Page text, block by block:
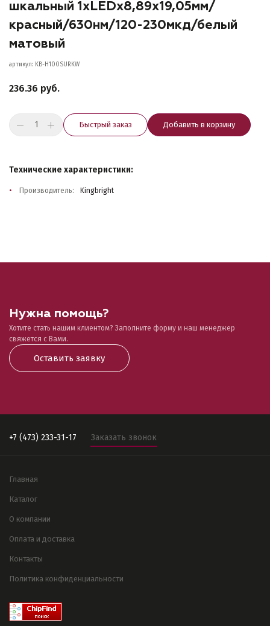
шкальный 1хLEDх8,89х19,05мм/
красный/630нм/120-230мкд/белый
матовый
артикул: KB-H100SURKW
236.36 руб.
Добавить в корзину
Быстрый заказ
Технические характеристики:
Производитель: Kingbright
Нужна помощь?
Хотите стать нашим клиентом? Заполните форму и наш менеджер
свяжется с Вами.
Оставить заявку
+7 (473) 233-31-17 Заказать звонок
Главная
Каталог
О компании
Оплата и доставка
Контакты
Политика конфиденциальности